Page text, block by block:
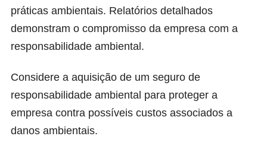
práticas ambientais. Relatórios detalhados
demonstram o compromisso da empresa com a
responsabilidade ambiental.
Considere a aquisição de um seguro de
responsabilidade ambiental para proteger a
empresa contra possíveis custos associados a
danos ambientais.